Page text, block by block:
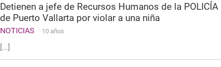
Detienen a jefe de Recursos Humanos de la POLICÍA
de Puerto Vallarta por violar a una niña
NOTICIAS 10 años
[...]